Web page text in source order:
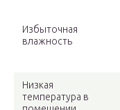
Избыточная
влажность
Низкая
температура в